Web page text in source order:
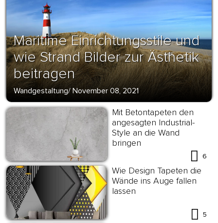
Maritime Einrichtungsstile und
wie Strand Bilder zur Ästhetik
beitragen
Wandgestaltung/ November 08, 2021
Mit Betontapeten den
angesagten Industrial-
Style an die Wand
bringen
6
Wie Design Tapeten die
Wände ins Auge fallen
lassen
5